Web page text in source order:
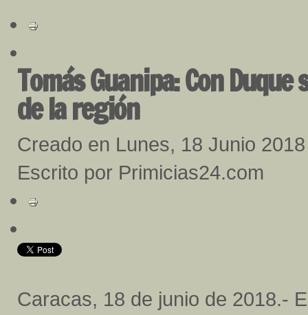
Tomás Guanipa: Con
de la región
Creado en Lunes, 18 Junio 2018
Escrito por Primicias24.com
Caracas, 18 de junio de 2018.-